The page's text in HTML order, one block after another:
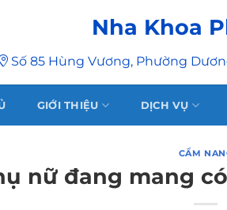
Nha Khoa
Số 85 Hùng Vương, Phường
GIỚI THIỆU DỊCH VỤ
CẨM
nữ đang mang